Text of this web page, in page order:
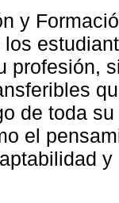
y
profesión,
de toda
el